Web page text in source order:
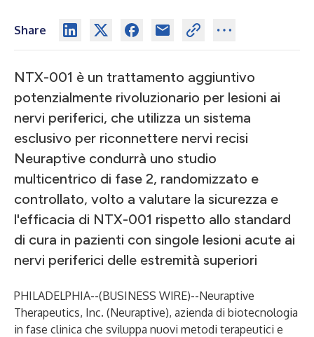
Share
NTX-001 è un trattamento aggiuntivo
potenzialmente rivoluzionario per lesioni ai
nervi periferici, che utilizza un sistema
esclusivo per riconnettere nervi recisi
Neuraptive condurrà uno studio
multicentrico di fase 2, randomizzato e
controllato, volto a valutare la sicurezza e
l'efficacia di NTX-001 rispetto allo standard
di cura in pazienti con singole lesioni acute ai
nervi periferici delle estremità superiori
PHILADELPHIA--(BUSINESS WIRE)--Neuraptive
Therapeutics, Inc. (Neuraptive), azienda di biotecnologia
in fase clinica che sviluppa nuovi metodi terapeutici e